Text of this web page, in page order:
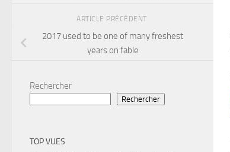
ARTICLE PRÉCÉDENT
2017 used to be one of many freshest
years on fable
Rechercher
Rechercher
TOP VUES